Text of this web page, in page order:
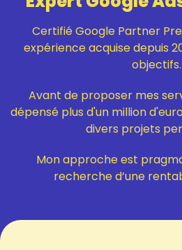
Certifié Google Partner
expérience acquise depuis
objectifs.
Avant de proposer mes
dépensé plus d'un million
divers projets
Mon approche est
recherche d’une